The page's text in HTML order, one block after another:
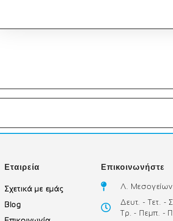
Εταιρεία
Σχετικά με εμάς
Blog
Επικοινωνήστε
Λ.
Δευτ. - Τετ. -
Τρ. - Πεμπ. -